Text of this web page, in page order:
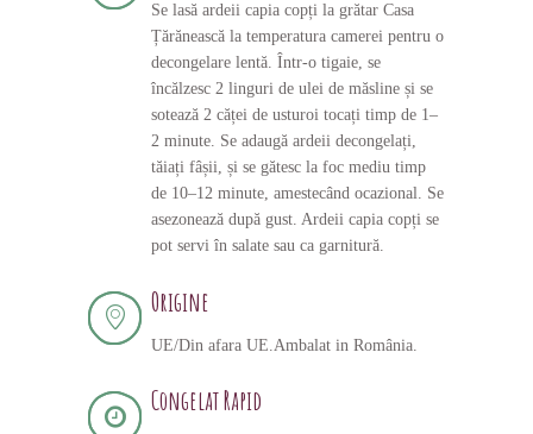
Se lasă ardeii capia copți la grătar Casa
Țărănească la temperatura camerei pentru o
decongelare lentă. Într-o tigaie, se
încălzesc 2 linguri de ulei de măsline și se
sotează 2 căței de usturoi tocați timp de 1–
2 minute. Se adaugă ardeii decongelați,
tăiați fâșii, și se gătesc la foc mediu timp
de 10–12 minute, amestecând ocazional. Se
asezonează după gust. Ardeii capia copți se
pot servi în salate sau ca garnitură.
Origine
UE/Din afara UE.Ambalat in România.
Congelat Rapid